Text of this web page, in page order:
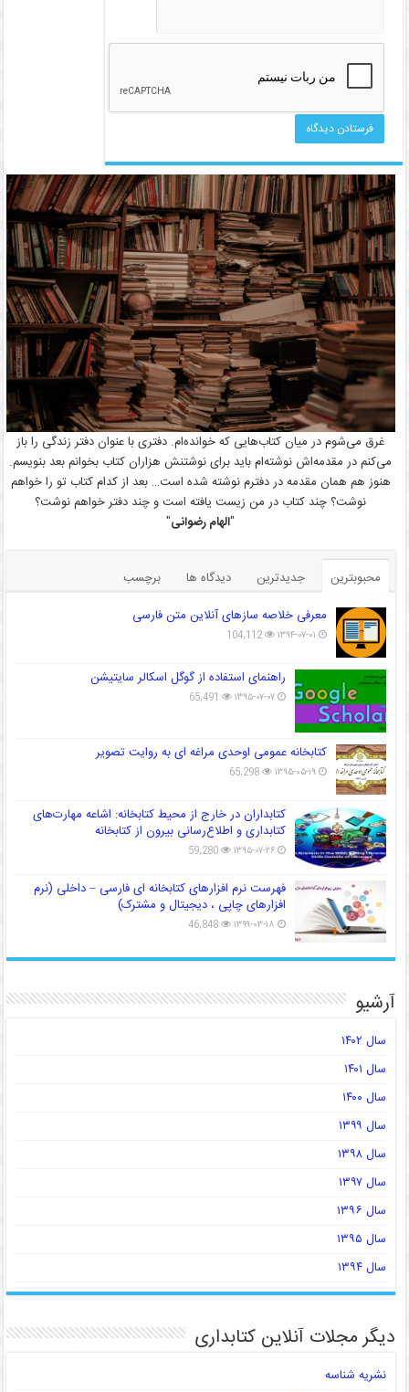
غرق می‌شوم در میان کتاب‌هایی که خوانده‌ام. دفتری با عنوان دفتر زندگی را باز
می‌کنم در مقدمه‌اش نوشته‌ام باید برای نوشتنش هزاران کتاب بخوانم بعد بنویسم.
هنوز هم همان مقدمه در دفترم نوشته شده است… بعد از کدام کتاب تو را خواهم
نوشت؟ چند کتاب در من زیست یافته است و چند دفتر خواهم نوشت؟
"الهام رضوانی"
محبوبترین جدیدترین دیدگاه ها
برچسب
معرفی خلاصه سازهای آنلاین متن فارسی
۱۳۹۴-۰۷-۰۱ 104,112
راهنمای استفاده از گوگل اسکالر سایتیشن
۱۳۹۵-۰۷-۰۷ 65,491
کتابخانه عمومی اوحدی مراغه ای به روایت تصویر
۱۳۹۵-۰۵-۱۹ 65,298
کتابداران در خارج از محیط کتابخانه: اشاعه مهارت‌های
کتابداری و اطلاع‌رسانی بیرون از کتابخانه
۱۳۹۵-۰۷-۲۶ 59,280
فهرست نرم افزارهای کتابخانه ای فارسی – داخلی (نرم
افزارهای چاپی ، دیجیتال و مشترک)
۱۳۹۹-۰۳-۱۸ 46,848
آرشیو
سال ۱۴۰۲
سال ۱۴۰۱
سال ۱۴۰۰
سال ۱۳۹۹
سال ۱۳۹۸
سال ۱۳۹۷
سال ۱۳۹۶
سال ۱۳۹۵
سال ۱۳۹۴
دیگر مجلات آنلاین کتابداری
نشریه شناسه